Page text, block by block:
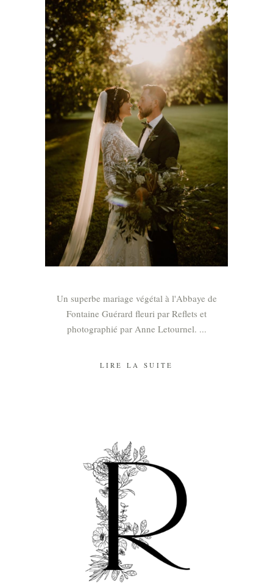
Un superbe mariage végétal à l'Abbaye de
Fontaine Guérard fleuri par Reflets et
photographié par Anne Letournel.
LIRE LA SUITE